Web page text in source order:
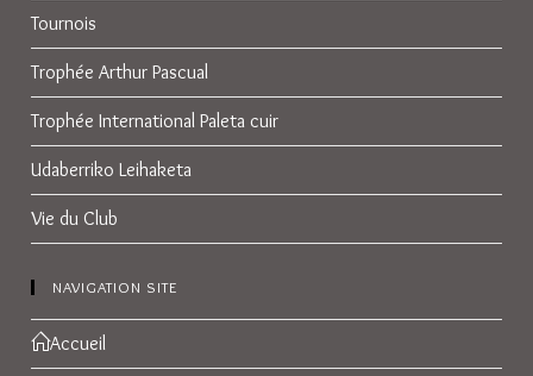
Tournois
Trophée Arthur Pascual
Trophée International Paleta cuir
Udaberriko Leihaketa
Vie du Club
NAVIGATION SITE
Accueil